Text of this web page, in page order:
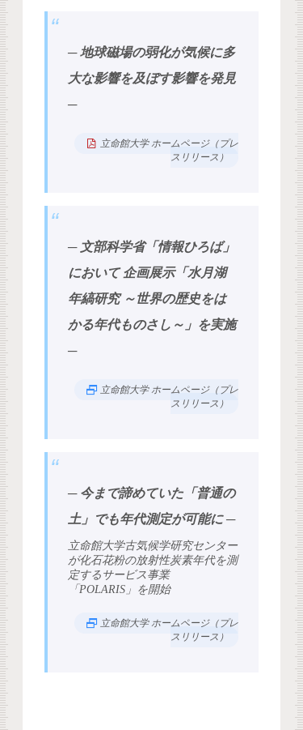
─ 地球磁場の弱化が気候に多
大な影響を及ぼす影響を発見
─
立命館大学 ホームページ（プレ
スリリース）
─ 文部科学省「情報ひろば」
において 企画展示「水月湖
年縞研究 ～世界の歴史をは
かる年代ものさし～」を実施
─
立命館大学 ホームページ（プレ
スリリース）
─ 今まで諦めていた「普通の
土」でも年代測定が可能に ─
立命館大学古気候学研究センター
が化石花粉の放射性炭素年代を測
定するサービス事業
「POLARIS」を開始
立命館大学 ホームページ（プレ
スリリース）